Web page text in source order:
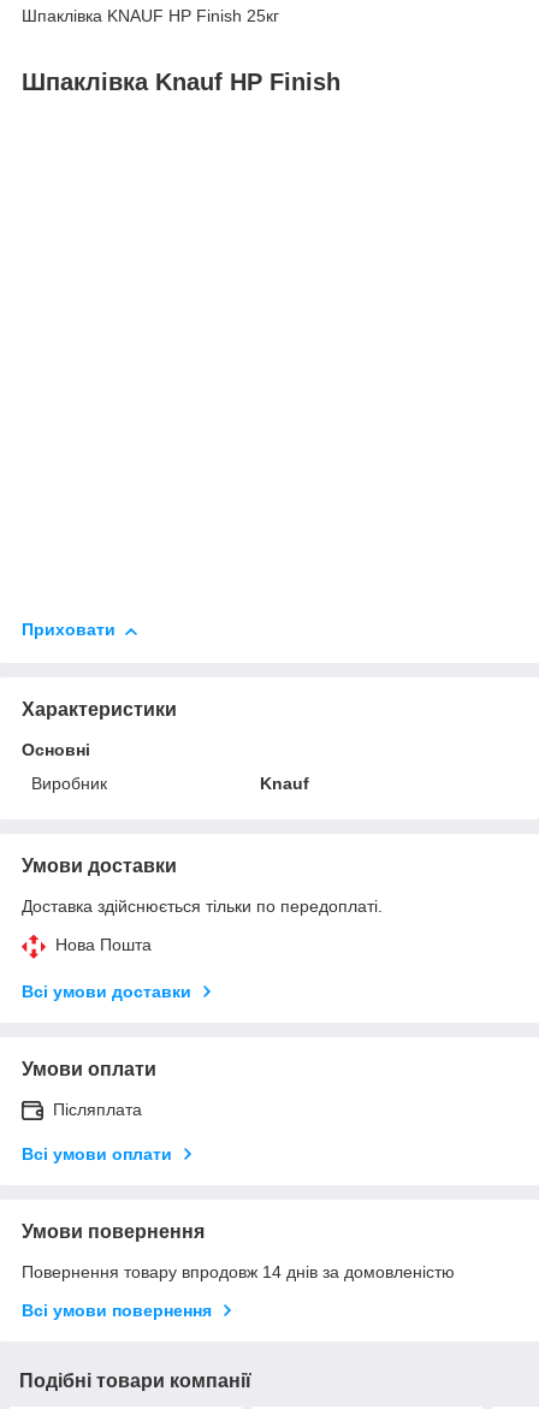
Шпаклівка KNAUF HP Finish 25кг
Шпаклівка Knauf HP Finish
Приховати
Характеристики
Основні
Виробник
Knauf
Умови доставки
Доставка здійснюється тільки по передоплаті.
Нова Пошта
Всі умови доставки
Умови оплати
Післяплата
Всі умови оплати
Умови повернення
Повернення товару впродовж 14 днів за домовленістю
Всі умови повернення
Подібні товари компанії